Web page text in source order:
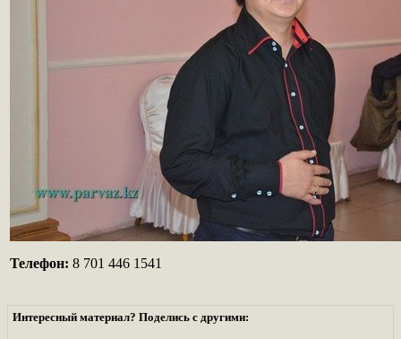
Телефон: 8 701 446 1541
Интересный материал? Поделись с другими: